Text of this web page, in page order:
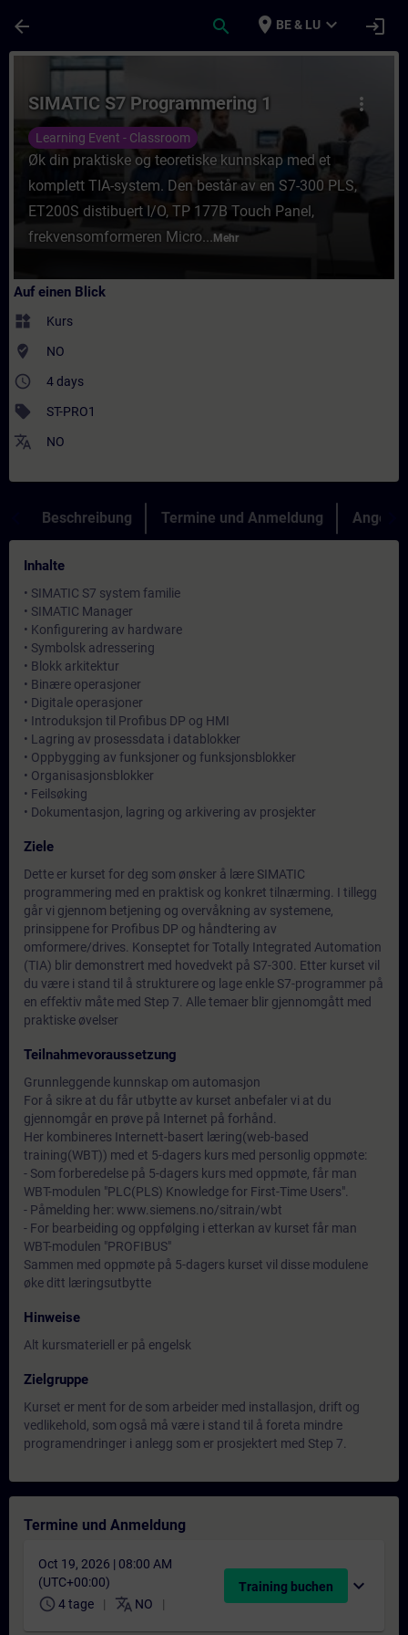
arrow_back search place BE & LU expand_more login
Kurs - SIMATIC S7 Programmering 1 -
more_vert
SIMATIC S7 Programmering 1
Learning Event - Classroom
Øk din praktiske og teoretiske kunnskap med et
komplett TIA-system. Den består av en S7-300 PLS,
ET200S distibuert I/O, TP 177B Touch Panel,
frekvensomformeren Micro... Mehr
Auf einen Blick
widgets Kurs
where_to_vote NO
access_time 4 days
sell ST-PRO1
translate NO
Beschreibung Termine und Anmeldung Angebot
Inhalte
• SIMATIC S7 system familie
• SIMATIC Manager
• Konfigurering av hardware
• Symbolsk adressering
• Blokk arkitektur
• Binære operasjoner
• Digitale operasjoner
• Introduksjon til Profibus DP og HMI
• Lagring av prosessdata i datablokker
• Oppbygging av funksjoner og funksjonsblokker
• Organisasjonsblokker
• Feilsøking
• Dokumentasjon, lagring og arkivering av prosjekter
Ziele
Dette er kurset for deg som ønsker å lære SIMATIC
programmering med en praktisk og konkret tilnærming. I tillegg
går vi gjennom betjening og overvåkning av systemene,
prinsippene for Profibus DP og håndtering av
omformere/drives. Konseptet for Totally Integrated Automation
(TIA) blir demonstrert med hovedvekt på S7-300. Etter kurset vil
du være i stand til å strukturere og lage enkle S7-programmer på
en effektiv måte med Step 7. Alle temaer blir gjennomgått med
praktiske øvelser
Teilnahmevoraussetzung
Grunnleggende kunnskap om automasjon
For å sikre at du får utbytte av kurset anbefaler vi at du
gjennomgår en prøve på Internet på forhånd.
Her kombineres Internett-basert læring(web-based
training(WBT)) med et 5-dagers kurs med personlig oppmøte:
- Som forberedelse på 5-dagers kurs med oppmøte, får man
WBT-modulen "PLC(PLS) Knowledge for First-Time Users".
- Påmelding her: www.siemens.no/sitrain/wbt
- For bearbeiding og oppfølging i etterkan av kurset får man
WBT-modulen "PROFIBUS"
Sammen med oppmøte på 5-dagers kurset vil disse modulene
øke ditt læringsutbytte
Hinweise
Alt kursmateriell er på engelsk
Zielgruppe
Kurset er ment for de som arbeider med installasjon, drift og
vedlikehold, som også må være i stand til å foreta mindre
programendringer i anlegg som er prosjektert med Step 7.
Termine und Anmeldung
Oct 19, 2026 | 08:00 AM
(UTC+00:00)
schedule 4 tage translate NO
Training buchen expand_more